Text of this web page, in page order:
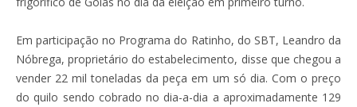
Em participação no Programa do Ratinho, do SBT, Leandro da
Nóbrega, proprietário do estabelecimento, disse que chegou a
vender 22 mil toneladas da peça em um só dia. Com o preço
do quilo sendo cobrado no dia-a-dia a aproximadamente 129